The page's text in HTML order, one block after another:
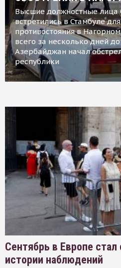
Высшие должностные лица
встретились в Стамбуле
противостояния в
всего за несколько дней
Азербайджан начал
республики
Сентябрь в Европе
истории наблюдений